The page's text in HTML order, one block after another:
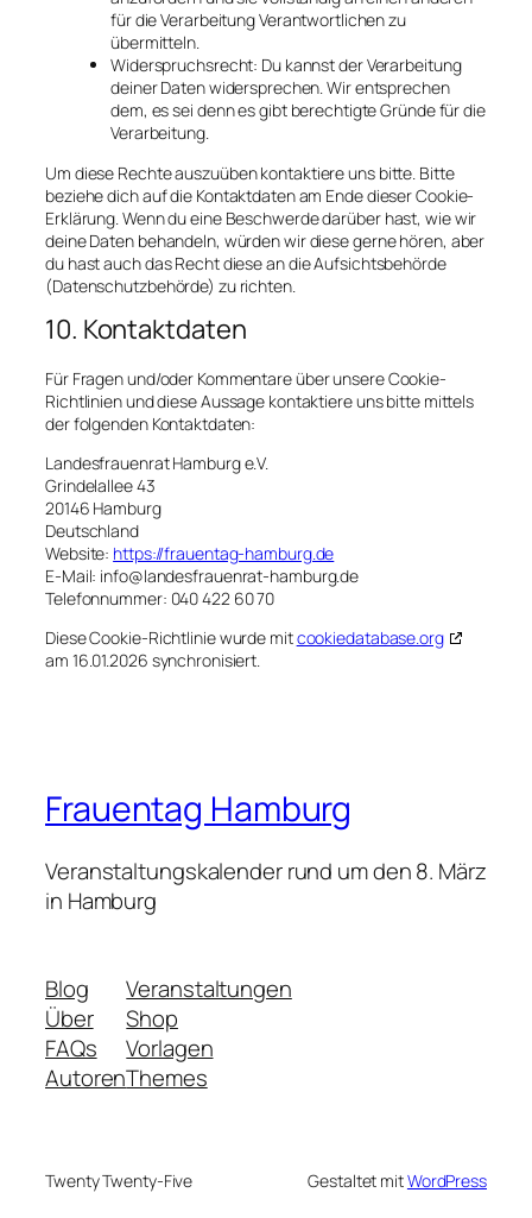
für die Verarbeitung Verantwortlichen zu
übermitteln.
Widerspruchsrecht: Du kannst der Verarbeitung
deiner Daten widersprechen. Wir entsprechen
dem, es sei denn es gibt berechtigte Gründe für die
Verarbeitung.
Um diese Rechte auszuüben kontaktiere uns bitte. Bitte
beziehe dich auf die Kontaktdaten am Ende dieser Cookie-
Erklärung. Wenn du eine Beschwerde darüber hast, wie wir
deine Daten behandeln, würden wir diese gerne hören, aber
du hast auch das Recht diese an die Aufsichtsbehörde
(Datenschutzbehörde) zu richten.
10. Kontaktdaten
Für Fragen und/oder Kommentare über unsere Cookie-
Richtlinien und diese Aussage kontaktiere uns bitte mittels
der folgenden Kontaktdaten:
Landesfrauenrat Hamburg e.V.
Grindelallee 43
20146 Hamburg
Deutschland
Website: https://frauentag-hamburg.de
E-Mail: info@landesfrauenrat-hamburg.de
Telefonnummer: 040 422 60 70
Diese Cookie-Richtlinie wurde mitcookiedatabase.org
am 16.01.2026 synchronisiert.
Frauentag Hamburg
Veranstaltungskalender rund um den 8. März
in Hamburg
Blog
Über
FAQs
Autoren
Veranstaltungen
Shop
Vorlagen
Themes
Twenty Twenty-Five Gestaltet mitWordPress